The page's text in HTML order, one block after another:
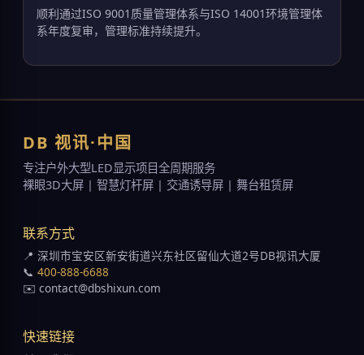
顺利通过ISO 9001质量管理体系与ISO 14001环境管理体
系年度复审，管理标准持续提升。
DB 视讯·中国
专注户外大型LED显示项目全周期服务
裸眼3D大屏 | 智慧灯杆屏 | 交通诱导屏 | 舞台租赁屏
联系方式
📍 深圳市宝安区新安街道兴东社区留仙大道2号DB视讯大厦
📞 400-888-6688
✉️ contact@dbshixun.com
快速链接